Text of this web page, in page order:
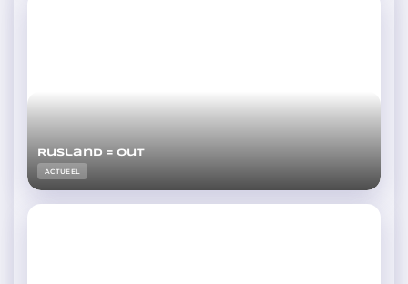
Rusland = out
ACTUEEL